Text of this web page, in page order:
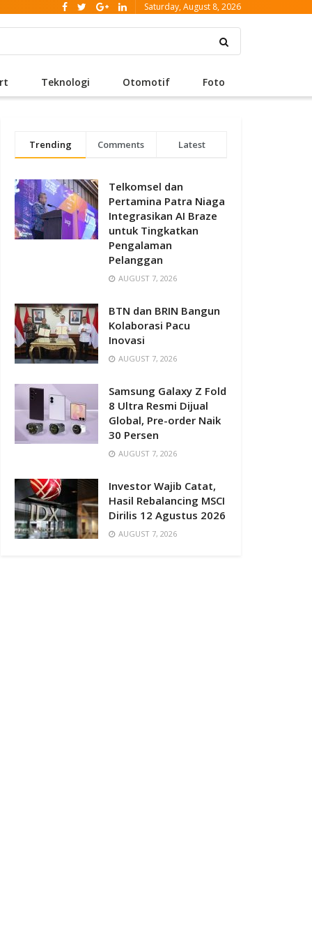
Saturday, August 8, 2026
Teknologi Otomotif Foto
Trending Comments Latest
Telkomsel dan
Pertamina Patra Niaga
Integrasikan AI Braze
untuk Tingkatkan
Pengalaman
Pelanggan
AUGUST 7, 2026
BTN dan BRIN Bangun
Kolaborasi Pacu
Inovasi
AUGUST 7, 2026
Samsung Galaxy Z Fold
8 Ultra Resmi Dijual
Global, Pre-order Naik
30 Persen
AUGUST 7, 2026
Investor Wajib Catat,
Hasil Rebalancing MSCI
Dirilis 12 Agustus 2026
AUGUST 7, 2026